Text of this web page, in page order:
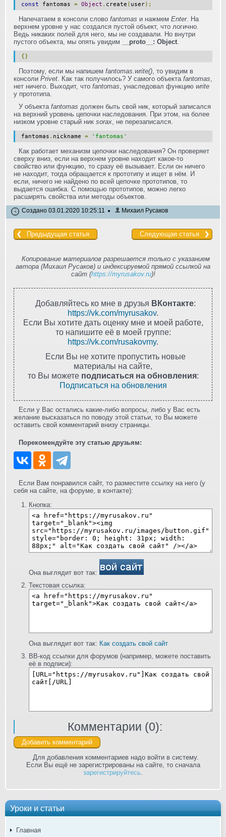
Уроки и статьи
Главная
const fantomas = Object . create ( user);
Напечатаем в консоли слово fantomas и нажмем Enter. На
верхнем уровне у нас создался пустой объект, что логично.
Ведь никаких полей для него, мы не создавали. Но внутри
пустого объекта, мы опять увидим
__proto__: Object
{}
Поэтому, если мы напишем fantomas.write() , то увидим в
консоли Privet . Как так получилось? У самого объекта fantomas
нет ничего. Выходит, что fantomas , унаследовал функцию write
у прототипа.
У объекта fantomas должен быть свой ник, который записался
на верхний уровень цепочки наследования. При этом, на более
низком уровне старый ник sorax , не перезаписался.
fantomas . nickname = 'fantomas'
Как работает механизм цепочки наследования? Он проверяет
сверху вниз, если на верхнем уровне находит какое-то
свойство или функцию, то сразу её вызывает. Если он ничего
не находит, тогда обращается к прототипу и ищет в нём. И
если, ничего не найдено по всей цепочке прототипов, то
выдается ошибка. С помощью прототипов, можно легко
расширять свойства или методы объектов.
Создано 03.01.2020 10:25:11 Михаил Русаков
Предыдущая статья Следующая статья
Копирование материалов разрешается только с указанием
автора (Михаил Русаков) и индексируемой прямой ссылкой на
сайт (https://myrusakov.ru)!
Добавляйтесь ко мне в друзья ВКонтакте:
https://vk.com/myrusakov.
Если Вы хотите дать оценку мне и моей работе,
то напишите её в моей группе:
https://vk.com/rusakovmy.
Если Вы не хотите пропустить новые
материалы на сайте,
то Вы можете подписаться на обновления:
Подписаться на обновления
Если у Вас остались какие-либо вопросы, либо у Вас есть
желание высказаться по поводу этой статьи, то Вы можете
оставить свой комментарий внизу страницы.
Порекомендуйте эту статью друзьям:
Если Вам понравился сайт, то разместите ссылку на него (у
себя на сайте, на форуме, в контакте):
Кнопка:
Она выглядит вот так:
Текстовая ссылка:
Она выглядит вот так: Как создать свой сайт
BB-код ссылки для форумов (например, можете поставить
её в подписи):
Комментарии (0):
Для добавления комментариев надо войти в систему.
Если Вы ещё не зарегистрированы на сайте, то сначала
зарегистрируйтесь